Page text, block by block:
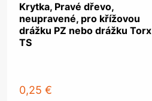
Krytka, Pravé dřevo,
neupravené, pro křížovou
drážku PZ nebo drážku Torx
TS
0,25 €